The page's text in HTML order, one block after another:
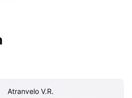
Atranvelo V.R.